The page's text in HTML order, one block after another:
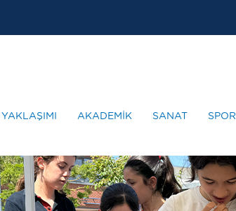
YAKLAŞIMI AKADEMİK SANAT SPOR